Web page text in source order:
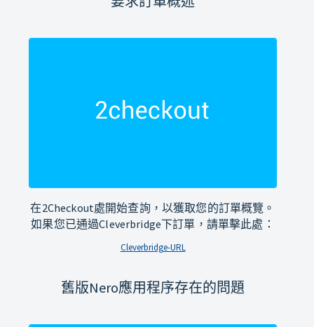
在2Checkout處開始查詢，以獲取您的訂單概覽。
如果您已通過Cleverbridge下訂單，請單擊此處：
Cleverbridge-URL
舊版Nero應用程序存在的問題